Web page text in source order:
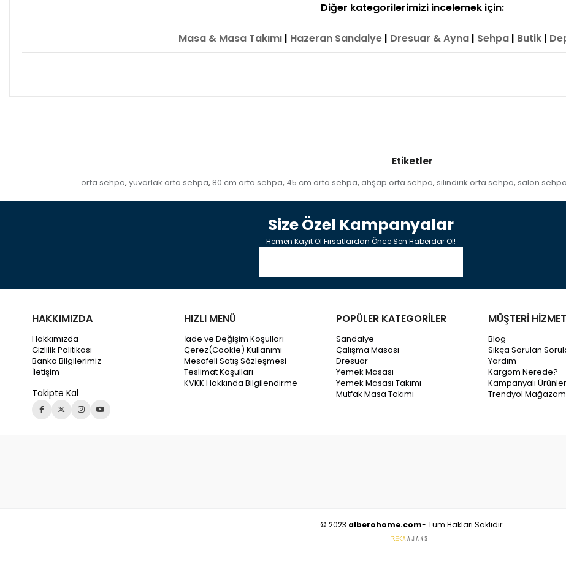
Diğer kategorilerimizi incelemek için:
Masa & Masa Takımı | Hazeran Sandalye | Dresuar & Ayna | Sehpa | Butik |
Etiketler
orta sehpa, yuvarlak orta sehpa, 80 cm orta sehpa, 45 cm orta sehpa, ahşap orta sehpa, silindirik orta sehpa, salon
Size Özel Kampanyalar
Hemen Kayıt Ol Fırsatlardan Önce Sen Haberdar Ol!
HAKKIMIZDA
Hakkımızda
Gizlilik Politikası
Banka Bilgilerimiz
İletişim
Takipte Kal
HIZLI MENÜ
İade ve Değişim Koşulları
Çerez(Cookie) Kullanımı
Mesafeli Satış Sözleşmesi
Teslimat Koşulları
KVKK Hakkında Bilgilendirme
POPÜLER KATEGORİLER
Sandalye
Çalışma Masası
Dresuar
Yemek Masası
Yemek Masası Takımı
Mutfak Masa Takımı
MÜŞTERİ
Blog
Sıkça Sorulan
Yardım
Kargom Nerede?
Kampanyalı Ürünler
Trendyol
© 2023 alberohome.com- Tüm Hakları Saklıdır.